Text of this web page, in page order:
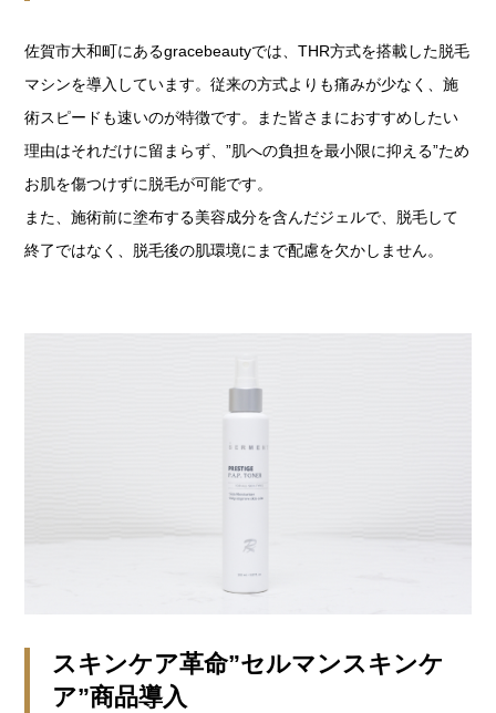
佐賀市大和町にあるgracebeautyでは、THR方式を搭載した脱毛
マシンを導入しています。従来の方式よりも痛みが少なく、施
術スピードも速いのが特徴です。また皆さまにおすすめしたい
理由はそれだけに留まらず、”肌への負担を最小限に抑える”ため
お肌を傷つけずに脱毛が可能です。
また、施術前に塗布する美容成分を含んだジェルで、脱毛して
終了ではなく、脱毛後の肌環境にまで配慮を欠かしません。
スキンケア革命”セルマンスキンケ
ア”商品導入